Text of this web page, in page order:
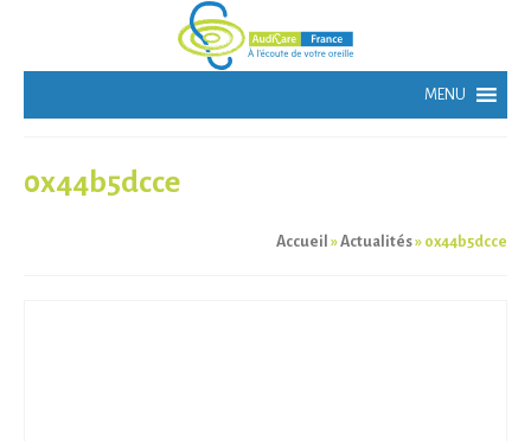
0x44b5dcce
Accueil »Actualités» 0x44b5dcce